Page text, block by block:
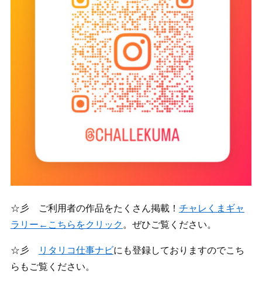
☆彡 ご利用者の作品をたくさん掲載！ チャレくまギャ
ラリー←こちらをクリック 。ぜひご覧ください。
☆彡 リタリコ仕事ナビにも登録しておりますのでこち
らもご覧ください。